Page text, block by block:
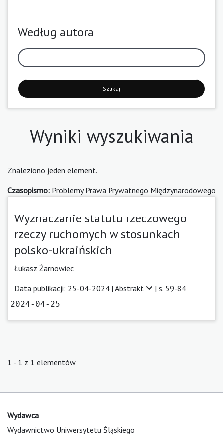
Według autora
Szukaj
Wyniki wyszukiwania
Znaleziono jeden element.
Czasopismo: Problemy Prawa Prywatnego Międzynarodowego
Wyznaczanie statutu rzeczowego
rzeczy ruchomych w stosunkach
polsko-ukraińskich
Łukasz Żarnowiec
Data publikacji: 25-04-2024 | Abstrakt | s. 59-84
2024-04-25
1 - 1 z 1 elementów
Wydawca
Wydawnictwo Uniwersytetu Śląskiego